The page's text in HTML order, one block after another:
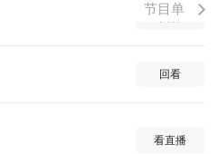
节目单
回看
回看
看直播